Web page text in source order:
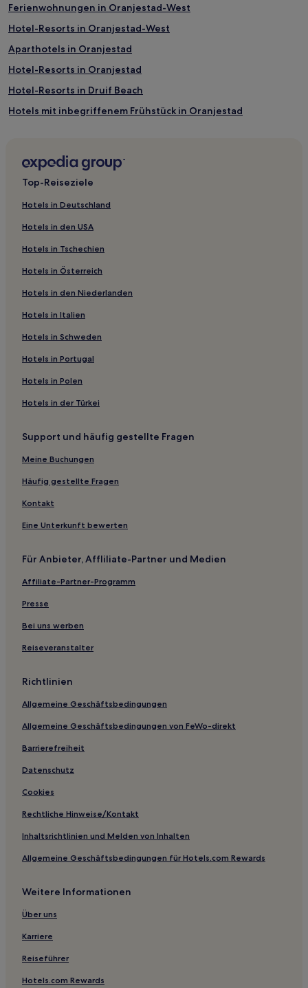
Ferienwohnungen in Oranjestad-West
Hotel-Resorts in Oranjestad-West
Aparthotels in Oranjestad
Hotel-Resorts in Oranjestad
Hotel-Resorts in Druif Beach
Hotels mit inbegriffenem Frühstück in Oranjestad
Familien nahe Druif Beach
Strand in Oranjestad-West
Golf in Oranjestad-West
Hotels nahe Fort Zoutman
Hotels nahe Archäologisches Nationalmuseum Aruba
Camacuri: Hotels
Ponton: Hotels
Hotels nahe Renaissance Beach
Hotels nahe Bushiri Karting Speedway
Hotels nahe Druif Beach
Top-Reiseziele
Hotels in Deutschland
Hotels in den USA
Hotels in Tschechien
Hotels in Österreich
Hotels in den Niederlanden
Hotels in Italien
Hotels in Schweden
Hotels in Portugal
Hotels in Polen
Hotels in der Türkei
Support und häufig gestellte Fragen
Meine Buchungen
Häufig gestellte Fragen
Kontakt
Eine Unterkunft bewerten
Für Anbieter, Affliliate-Partner und Medien
Affiliate-Partner-Programm
Presse
Bei uns werben
Reiseveranstalter
Richtlinien
Allgemeine Geschäftsbedingungen
Allgemeine Geschäftsbedingungen von FeWo-direkt
Barrierefreiheit
Datenschutz
Cookies
Rechtliche Hinweise/Kontakt
Inhaltsrichtlinien und Melden von Inhalten
Allgemeine Geschäftsbedingungen für Hotels.com Rewards
Weitere Informationen
Über uns
Karriere
Reiseführer
Hotels.com Rewards